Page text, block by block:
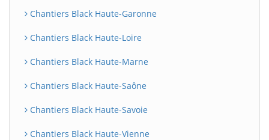
Chantiers Black Haute-Garonne
Chantiers Black Haute-Loire
Chantiers Black Haute-Marne
Chantiers Black Haute-Saône
Chantiers Black Haute-Savoie
Chantiers Black Haute-Vienne